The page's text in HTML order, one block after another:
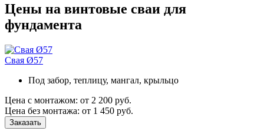
Цены на винтовые сваи для
фундамента
Свая Ø57
Под забор, теплицу, мангал, крыльцо
Цена с монтажом: от 2 200 руб.
Цена без монтажа: от 1 450 руб.
Заказать